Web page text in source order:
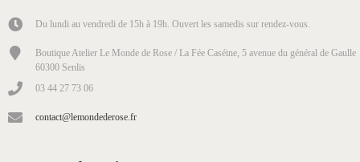
Du lundi au vendredi de 15h à 19h. Ouvert les samedis sur rendez-vous.
Boutique Atelier Le Monde de Rose / La Fée Caséine, 5 avenue du général de Gaulle
60300 Senlis
03 44 27 73 06
contact@lemondederose.fr